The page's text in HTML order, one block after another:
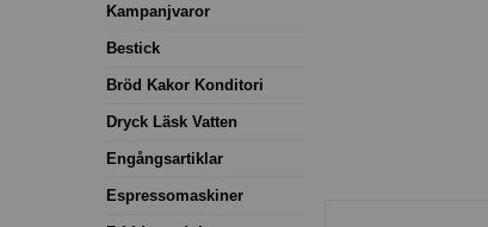
Kampanjvaror
Bestick
Bröd Kakor Konditori
Dryck Läsk Vatten
Engångsartiklar
Espressomaskiner